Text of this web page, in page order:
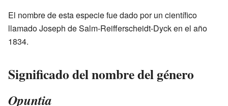
El nombre de esta especie fue dado por un científico
llamado Joseph de Salm-Reifferscheidt-Dyck en el año
1834.
Significado del nombre del género
Opuntia